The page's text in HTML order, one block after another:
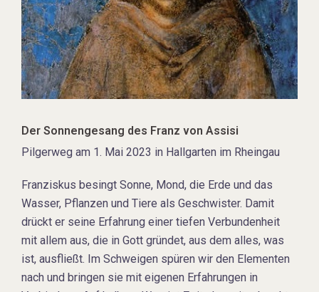
Der Sonnengesang des Franz von Assisi
Pilgerweg am 1. Mai 2023 in Hallgarten im Rheingau
Franziskus besingt Sonne, Mond, die Erde und das
Wasser, Pflanzen und Tiere als Geschwister. Damit
drückt er seine Erfahrung einer tiefen Verbundenheit
mit allem aus, die in Gott gründet, aus dem alles, was
ist, ausfließt. Im Schweigen spüren wir den Elementen
nach und bringen sie mit eigenen Erfahrungen in